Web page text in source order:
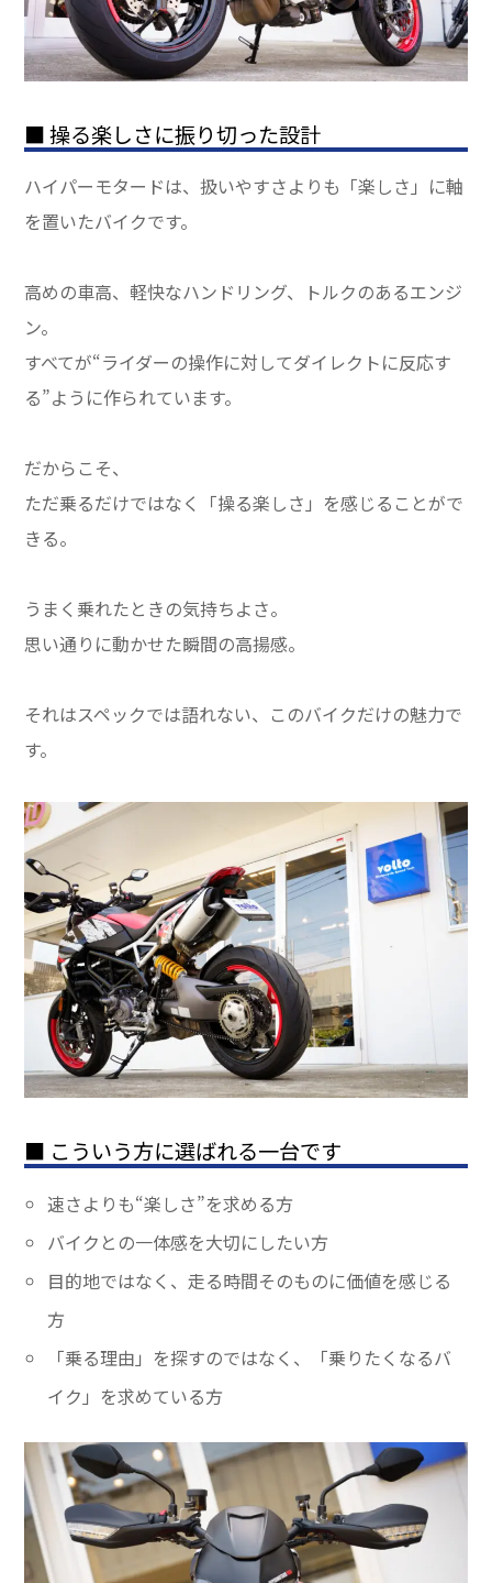
■ 操る楽しさに振り切った設計
ハイパーモタードは、扱いやすさよりも「楽しさ」に軸
を置いたバイクです。
高めの車高、軽快なハンドリング、トルクのあるエンジ
ン。
すべてが“ライダーの操作に対してダイレクトに反応す
る”ように作られています。
だからこそ、
ただ乗るだけではなく「操る楽しさ」を感じることがで
きる。
うまく乗れたときの気持ちよさ。
思い通りに動かせた瞬間の高揚感。
それはスペックでは語れない、このバイクだけの魅力で
す。
■ こういう方に選ばれる一台です
速さよりも“楽しさ”を求める方
バイクとの一体感を大切にしたい方
目的地ではなく、走る時間そのものに価値を感じる
方
「乗る理由」を探すのではなく、「乗りたくなるバ
イク」を求めている方